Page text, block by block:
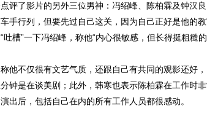
了影片的另外三位男神：冯绍峰、陈柏霖及钟汉良
手行列，但要先过自己这关，因为自己正好是他的教
槽”一下冯绍峰，称他“内心很敏感，但长得挺粗糙的
不仅很有文艺气质，还跟自己有共同的观影还好
钟是在谈美剧；此外，韩寒也表示陈柏霖在工作时
出后，包括自己在内的所有工作人员都很感动。